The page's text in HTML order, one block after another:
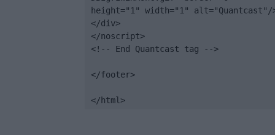
height="1" width="1" alt="Quantcast"/
</div>
</noscript>
<!-- End Quantcast tag -->
</footer>
</html>